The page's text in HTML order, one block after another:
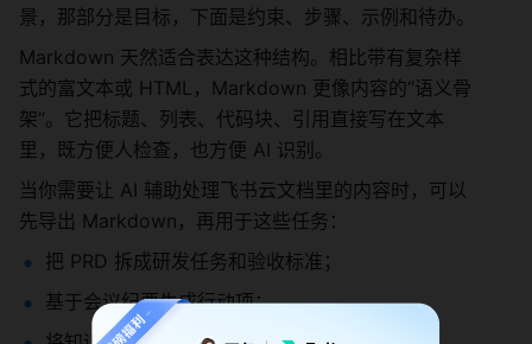
景，那部分是目标，下面是约束、步骤、示例和待办。
Markdown 天然适合表达这种结构。相比带有复杂样
式的富文本或 HTML，Markdown 更像内容的“语义骨
架”。它把标题、列表、代码块、引用直接写在文本
里，既方便人检查，也方便 AI 识别。
当你需要让 AI 辅助处理飞书云文档里的内容时，可以
先导出 Markdown，再用于这些任务：
把 PRD 拆成研发任务和验收标准；
基于会议纪要生成行动项；